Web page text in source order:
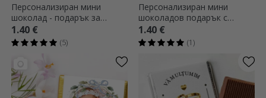
Персонализиран мини
шоколад - подарък за
кръщене
1.40 €
(5)
Персонализиран мини
шоколадов подарък с
послание - Златен
1.40 €
(1)